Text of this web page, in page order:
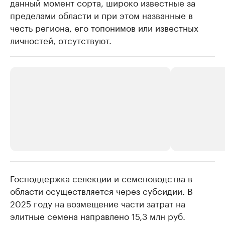
пределами области и при этом названные в
честь региона, его топонимов или известных
личностей, отсутствуют.
Делитесь новостями бизнеса на РБК
Управляйте страницей компании и развивайте личные
Посмотрите
Господдержка селекции и семеноводства в
области осуществляется через субсидии. В
2025 году на возмещение части затрат на
элитные семена направлено 15,3 млн руб.